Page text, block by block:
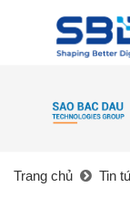
Trang chủ Tin